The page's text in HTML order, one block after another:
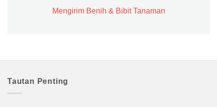
Mengirim Benih & Bibit Tanaman
Tautan Penting